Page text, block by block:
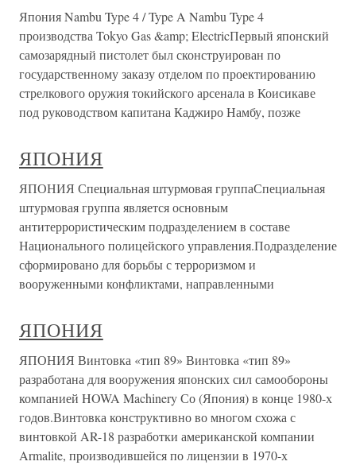
Япония Nambu Type 4 / Type A Nambu Type 4
производства Tokyo Gas &amp; ElectricПервый японский
самозарядный пистолет был сконструирован по
государственному заказу отделом по проектированию
стрелкового оружия токийского арсенала в Коисикаве
под руководством капитана Каджиро Намбу, позже
ЯПОНИЯ
ЯПОНИЯ Специальная штурмовая группаСпециальная
штурмовая группа является основным
антитеррористическим подразделением в составе
Национального полицейского управления.Подразделение
сформировано для борьбы с терроризмом и
вооруженными конфликтами, направленными
ЯПОНИЯ
ЯПОНИЯ Винтовка «тип 89» Винтовка «тип 89»
разработана для вооружения японских сил самообороны
компанией HOWA Machinery Со (Япония) в конце 1980-х
годов.Винтовка конструктивно во многом схожа с
винтовкой AR-18 разработки американской компании
Armalite, производившейся по лицензии в 1970-х